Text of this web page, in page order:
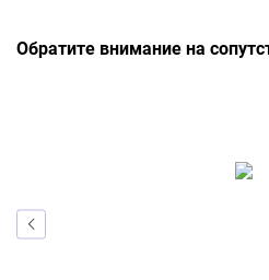
Обратите внимание на